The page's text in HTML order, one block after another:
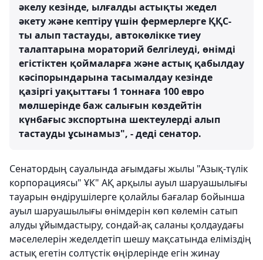
әкелу кезінде, ылғалды астықты жедел
әкету және кептіру үшін фермерлерге ҚҚС-
ты алып тастауды, автокөлікке тиеу
талаптарына мораторий белгілеуді, өнімді
егістіктен қоймаларға және астық қабылдау
кәсіпорындарына тасымалдау кезінде
қазіргі уақыттағы 1 тоннаға 100 евро
мөлшерінде баж салығын көздейтін
күнбағыс экспортына шектеулерді алып
тастауды ұсынамыз", - деді сенатор.
Сенатордың сауалында ағымдағы жылы "Азық-түлік
корпорациясы" ҰК" АҚ арқылы ауыл шаруашылығы
тауарын өндірушілерге қолайлы бағалар бойынша
ауыл шаруашылығы өнімдерін көп көлемін сатып
алуды ұйымдастыру, сондай-ақ саланы қолдаудағы
мәселелерін жеделдетіп шешу мақсатында еліміздің
астық егетін солтүстік өңірлерінде егін жинау